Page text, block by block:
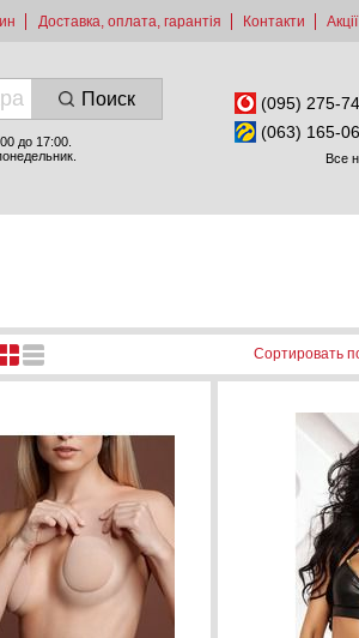
Доставка, оплата, гарантія Контакти Акції
Поиск
до 17:00.
(095) 275-
(063) 165-
Все
Сортировать